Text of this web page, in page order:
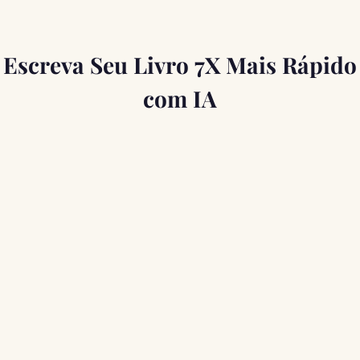
Escreva Seu Livro 7X Mais Rápido
com IA